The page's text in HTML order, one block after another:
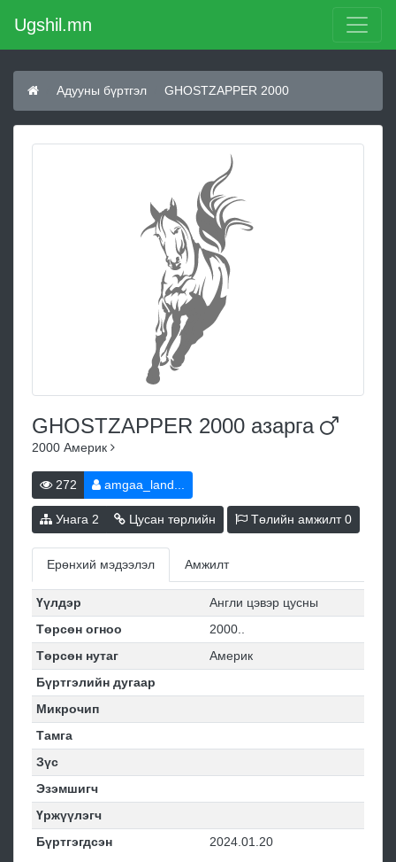
Ugshil.mn
Адууны бүртгэл GHOSTZAPPER 2000
GHOSTZAPPER 2000 азарга
2000 Америк
272 amgaa_land...
Унага 2 Цусан төрлийн Төлийн амжилт0
Ерөнхий мэдээлэл Амжилт
Үүлдэр
Англи цэвэр цусны
Төрсөн огноо
2000..
Төрсөн нутаг
Америк
Бүртгэлийн дугаар
Микрочип
Тамга
Зүс
Эзэмшигч
Үржүүлэгч
Бүртгэгдсэн
2024.01.20